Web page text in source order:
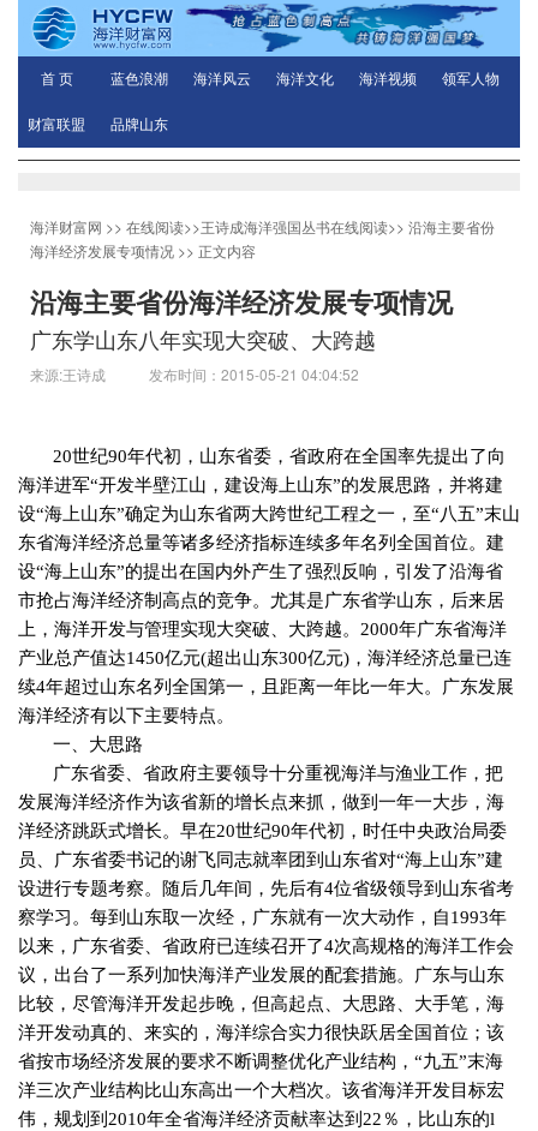
首 页 蓝色浪潮 海洋风云 海洋文化 海洋视频 领军人物
财富联盟 品牌山东
海洋财富网 >> 在线阅读>>王诗成海洋强国丛书在线阅读>> 沿海主要省份
海洋经济发展专项情况 >> 正文内容
沿海主要省份海洋经济发展专项情况
广东学山东八年实现大突破、大跨越
来源:王诗成 发布时间：2015-05-21 04:04:52
20世纪90年代初，山东省委，省政府在全国率先提出了向
海洋进军“开发半壁江山，建设海上山东”的发展思路，并将建
设“海上山东”确定为山东省两大跨世纪工程之一，至“八五”末山
东省海洋经济总量等诸多经济指标连续多年名列全国首位。建
设“海上山东”的提出在国内外产生了强烈反响，引发了沿海省
市抢占海洋经济制高点的竞争。尤其是广东省学山东，后来居
上，海洋开发与管理实现大突破、大跨越。 2000年广东省海洋
产业总产值达1450亿元(超出山东300亿元) ，海洋经济总量已连
续4年超过山东名列全国第一，且距离一年比一年大。广东发展
海洋经济有以下主要特点。
一、大思路
广东省委、省政府主要领导十分重视海洋与渔业工作，把
发展海洋经济作为该省新的增长点来抓，做到一年一大步，海
洋经济跳跃式增长。早在20世纪90年代初，时任中央政治局委
员、广东省委书记的谢飞同志就率团到山东省对“海上山东”建
设进行专题考察。随后几年间，先后有4位省级领导到山东省考
察学习。每到山东取一次经，广东就有一次大动作，自1993年
以来，广东省委、省政府已连续召开了4次高规格的海洋工作会
议，出台了一系列加快海洋产业发展的配套措施。广东与山东
比较，尽管海洋开发起步晚，但高起点、大思路、大手笔，海
洋开发动真的、来实的，海洋综合实力很快跃居全国首位；该
省按市场经济发展的要求不断调整优化产业结构，“九五”末海
洋三次产业结构比山东高出一个大档次。该省海洋开发目标宏
伟，规划到 2010年全省海洋经济贡献率达到 22 ％，比山东的l